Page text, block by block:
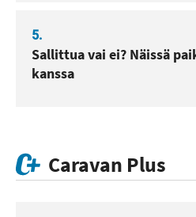
5.
Sallittua vai ei? Näissä
kanssa
Caravan Plus